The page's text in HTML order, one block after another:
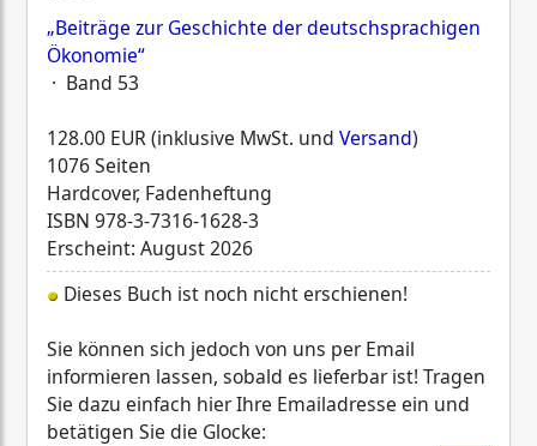
„Beiträge zur Geschichte der deutschsprachigen
Ökonomie“
· Band 53
128.00 EUR (inklusive MwSt. und Versand)
1076 Seiten
Hardcover, Fadenheftung
ISBN 978-3-7316-1628-3
Erscheint: August 2026
Dieses Buch ist noch nicht erschienen!
Sie können sich jedoch von uns per Email
informieren lassen, sobald es lieferbar ist! Tragen
Sie dazu einfach hier Ihre Emailadresse ein und
betätigen Sie die Glocke: